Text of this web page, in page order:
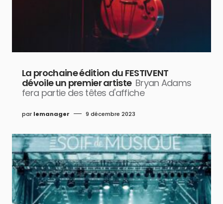
La prochaine édition du FESTIVENT
dévoile un premier artiste Bryan Adams
fera partie des têtes d'affiche
par lemanager 9 décembre 2023